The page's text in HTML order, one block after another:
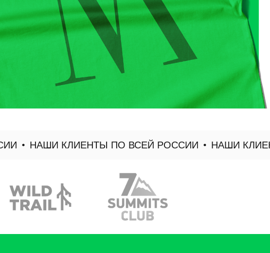
НАШИ КЛИЕНТЫ ПО ВСЕЙ РОССИИ НАШИ